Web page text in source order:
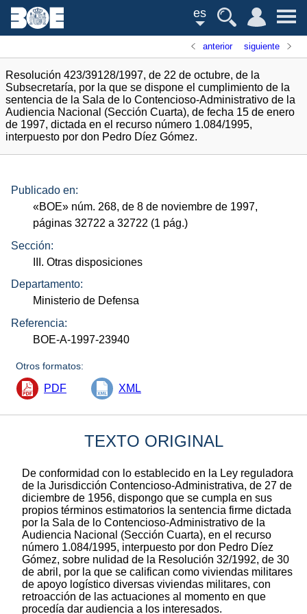
es
anterior siguiente
Resolución 423/39128/1997, de 22 de octubre, de la
Subsecretaría, por la que se dispone el cumplimiento de la
sentencia de la Sala de lo Contencioso-Administrativo de la
Audiencia Nacional (Sección Cuarta), de fecha 15 de enero
de 1997, dictada en el recurso número 1.084/1995,
interpuesto por don Pedro Díez Gómez.
Publicado en:
«BOE» núm. 268, de 8 de noviembre de 1997,
páginas 32722 a 32722 (1 pág.)
Sección:
III. Otras disposiciones
Departamento:
Ministerio de Defensa
Referencia:
BOE-A-1997-23940
Otros formatos:
PDF XML
TEXTO ORIGINAL
De conformidad con lo establecido en la Ley reguladora
de la Jurisdicción Contencioso-Administrativa, de 27 de
diciembre de 1956, dispongo que se cumpla en sus
propios términos estimatorios la sentencia firme dictada
por la Sala de lo Contencioso-Administrativo de la
Audiencia Nacional (Sección Cuarta), en el recurso
número 1.084/1995, interpuesto por don Pedro Díez
Gómez, sobre nulidad de la Resolución 32/1992, de 30
de abril, por la que se califican como viviendas militares
de apoyo logístico diversas viviendas militares, con
retroacción de las actuaciones al momento en que
procedía dar audiencia a los interesados.